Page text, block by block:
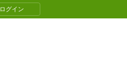
ログイン